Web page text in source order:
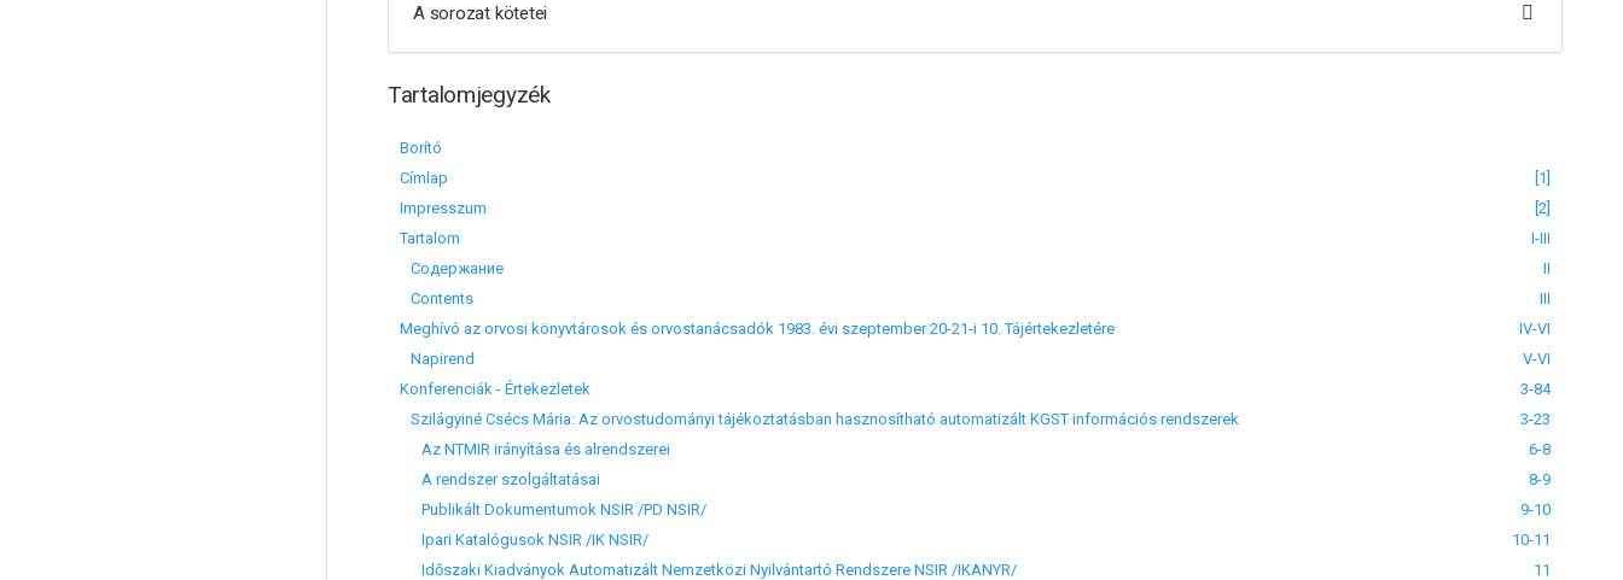
A sorozat kötetei
Tartalomjegyzék
Borító
Címlap
[1]
Impresszum
[2]
Tartalom
I-III
Содержание
II
Contents
III
Meghívó az orvosi könyvtárosok és orvostanácsadók 1983. évi szeptember 20-21-i 10. Tájértekezletére
IV-VI
Napirend
V-VI
Konferenciák - Értekezletek
3-84
Szilágyiné Csécs Mária: Az orvostudományi tájékoztatásban hasznosítható automatizált KGST információs rendszerek
3-23
Az NTMIR irányítása és alrendszerei
6-8
A rendszer szolgáltatásai
8-9
Publikált Dokumentumok NSIR /PD NSIR/
9-10
Ipari Katalógusok NSIR /IK NSIR/
10-11
Időszaki Kiadványok Automatizált Nemzetközi Nyilvántartó Rendszere NSIR /IKANYR/
11